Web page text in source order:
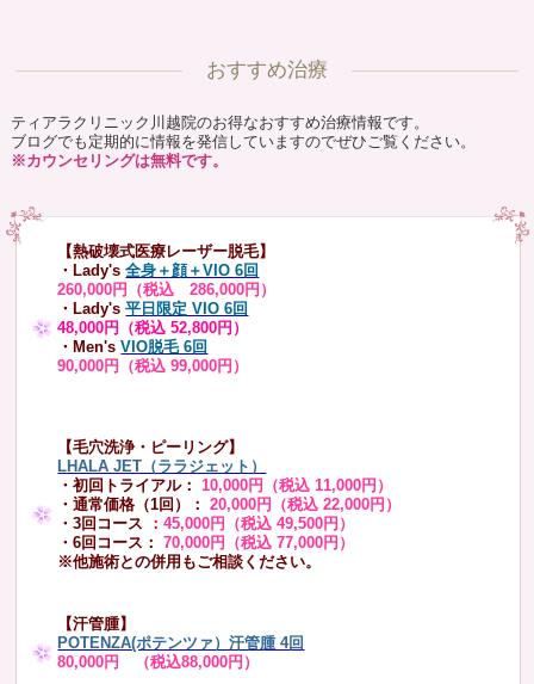
おすすめ治療
ティアラクリニック川越院のお得なおすすめ治療情報です。
ブログでも定期的に情報を発信していますのでぜひご覧ください。
※カウンセリングは無料です。
【熱破壊式医療レーザー脱毛】
・Lady's 全身＋顔＋VIO 6回
260,000円（税込 286,000円）
・Lady's平日限定 VIO 6回
48,000円（税込 52,800円）
・Men's VIO脱毛 6回
90,000円（税込 99,000円）
【毛穴洗浄・ピーリング】
LHALA JET（ララジェット）
・初回トライアル：10,000円（税込 11,000円）
・通常価格（1回）：
20,000円（税込 22,000円）
・3回コース ：45,000円（税込 49,500円）
・6回コース：
70,000円（税込 77,000円）
※他施術との併用もご相談ください。
【汗管腫】
POTENZA(ポテンツァ）汗管腫 4回
80,000円 （税込88,000円）